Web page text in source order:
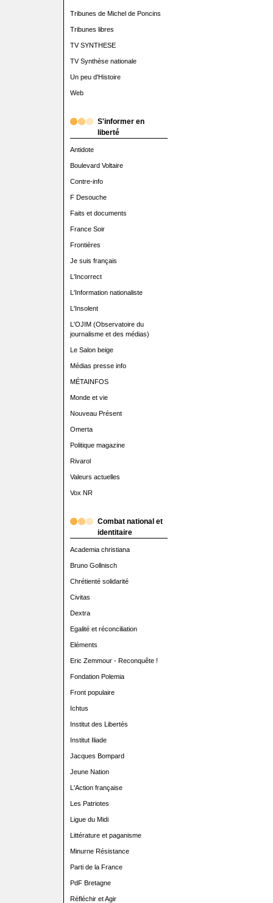
Tribunes de Michel de Poncins
Tribunes libres
TV SYNTHESE
TV Synthèse nationale
Un peu d'Histoire
Web
S'informer en
liberté
Antidote
Boulevard Voltaire
Contre-info
F Desouche
Faits et documents
France Soir
Frontières
Je suis français
L'Incorrect
L'Information nationaliste
L'Insolent
L'OJIM (Observatoire du
journalisme et des médias)
Le Salon beige
Médias presse info
MÉTAINFOS
Monde et vie
Nouveau Présent
Omerta
Politique magazine
Rivarol
Valeurs actuelles
Vox NR
Combat national et
identitaire
Academia christiana
Bruno Gollnisch
Chrétienté solidarité
Civitas
Dextra
Egalité et réconciliation
Eléments
Eric Zemmour - Reconquête !
Fondation Polemia
Front populaire
Ichtus
Institut des Libertés
Institut Iliade
Jacques Bompard
Jeune Nation
L'Action française
Les Patriotes
Ligue du Midi
Littérature et paganisme
Minurne Résistance
Parti de la France
PdF Bretagne
Réfléchir et Agir